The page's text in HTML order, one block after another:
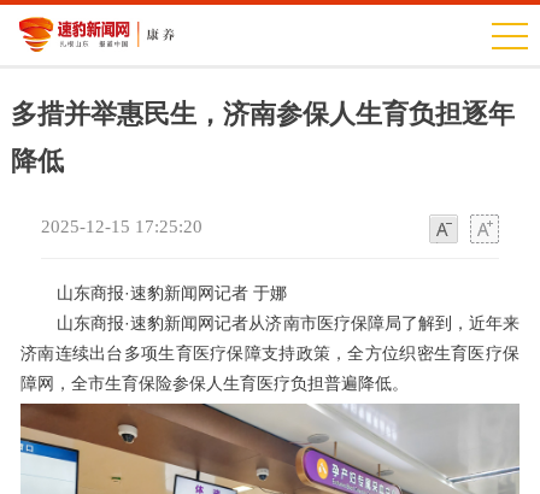
多措并举惠民生，济南参保人生育负担逐年
降低
2025-12-15 17:25:20
山东商报·速豹新闻网记者 于娜
山东商报·速豹新闻网记者从济南市医疗保障局了解到，近年来
济南连续出台多项生育医疗保障支持政策，全方位织密生育医疗保
障网，全市生育保险参保人生育医疗负担普遍降低。